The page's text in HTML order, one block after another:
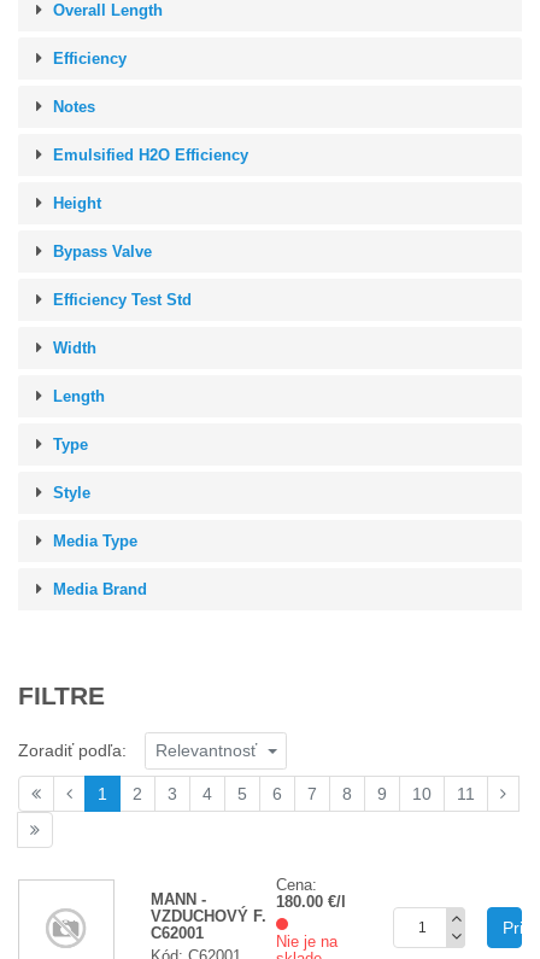
Overall Length
Efficiency
Notes
Emulsified H2O Efficiency
Height
Bypass Valve
Efficiency Test Std
Width
Length
Type
Style
Media Type
Media Brand
FILTRE
Zoradiť podľa: Relevantnosť
1 2 3 4 5 6 7 8 9 10 11
MANN -
VZDUCHOVÝ F.
C62001
Kód: C62001
Cena:
180.00 €/l
Nie je na